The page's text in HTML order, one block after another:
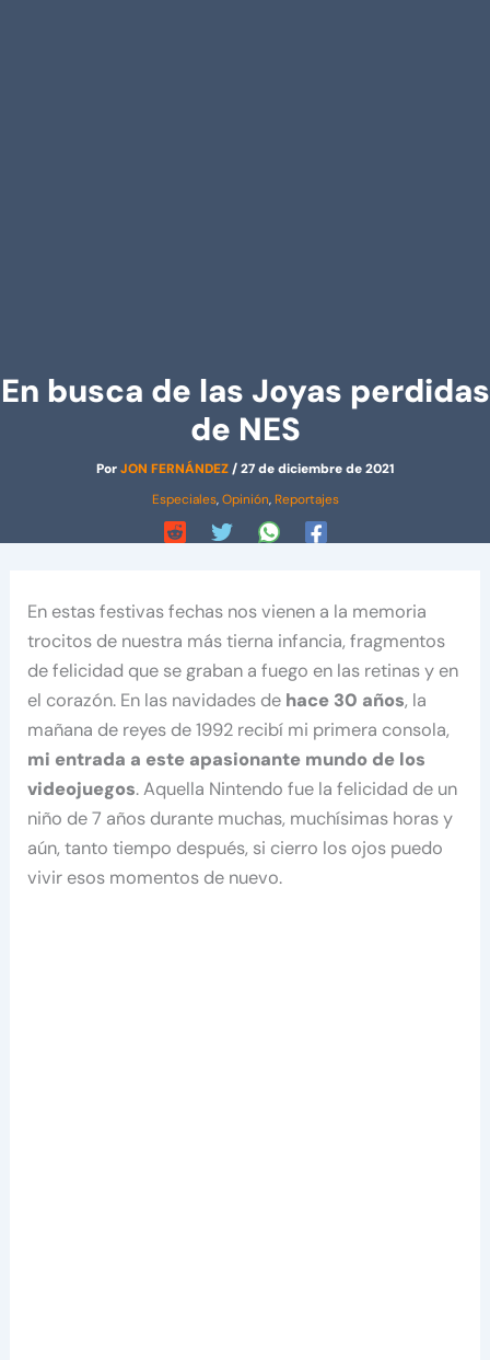
En busca de las Joyas perdidas
de NES
PorJON FERNÁNDEZ/27 de diciembre de 2021
Especiales,Opinión, Reportajes
En estas festivas fechas nos vienen a la memoria
trocitos de nuestra más tierna infancia, fragmentos
de felicidad que se graban a fuego en las retinas y en
el corazón. En las navidades de hace 30 años, la
mañana de reyes de 1992 recibí mi primera consola,
mi entrada a este apasionante mundo de los
videojuegos. Aquella Nintendo fue la felicidad de un
niño de 7 años durante muchas, muchísimas horas y
aún, tanto tiempo después, si cierro los ojos puedo
vivir esos momentos de nuevo.